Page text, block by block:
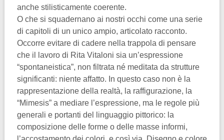
anche stilisticamente coerente.
O che si squadernano ai nostri occhi come una serie
di capitoli di un unico ampio, articolato racconto.
Occorre evitare di cadere nella trappola di pensare
che il lavoro di Rita Vitaloni sia un’espressione
“spontaneistica”, non filtrata né meditata da strutture
significanti: niente affatto. In questo caso non è la
rappresentazione della realtà, la raffigurazione, la
“Mimesis” a mediare l’espressione, ma le regole più
generali e portanti del linguaggio pittorico: la
composizione delle forme o delle masse informi,